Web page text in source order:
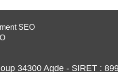
SEO
34300 Agde - SIRET :